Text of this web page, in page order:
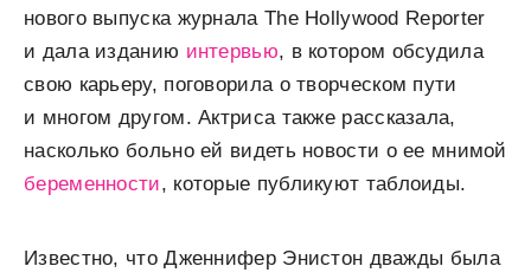
нового выпуска журнала The Hollywood Reporter
и дала изданию интервью, в котором обсудила
свою карьеру, поговорила о творческом пути
и многом другом. Актриса также рассказала,
насколько больно ей видеть новости о ее мнимой
беременности, которые публикуют таблоиды.
Известно, что Дженнифер Энистон дважды была